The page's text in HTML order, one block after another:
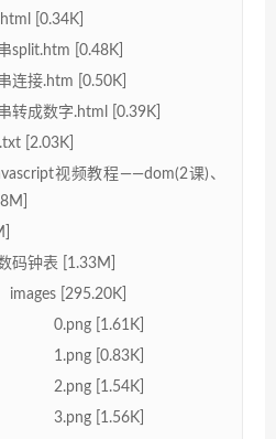
[0.34K]
split.htm [0.48K]
连接.htm [0.50K]
转成数字.html [0.39K]
[2.03K]
视频教程——dom(2课)、
码钟表 [1.33M]
images [295.20K]
0.png [1.61K]
1.png [0.83K]
2.png [1.54K]
3.png [1.56K]